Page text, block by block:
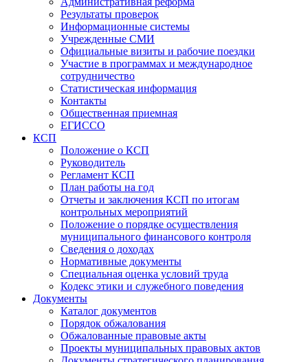
Результаты проверок
Информационные системы
Учрежденные СМИ
Официальные визиты и рабочие поездки
Участие в программах и международное
сотрудничество
Статистическая информация
Контакты
Общественная приемная
ЕГИССО
КСП
Положение о КСП
Руководитель
Регламент КСП
План работы на год
Отчеты и заключения КСП по итогам
контрольных мероприятий
Положение о порядке осуществления
муниципального финансового контроля
Сведения о доходах
Нормативные документы
Специальная оценка условий труда
Кодекс этики и служебного поведения
Документы
Каталог документов
Порядок обжалования
Обжалованные правовые акты
Проекты муниципальных правовых актов